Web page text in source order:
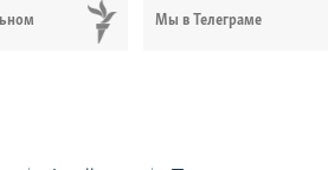
Мы в Телеграме